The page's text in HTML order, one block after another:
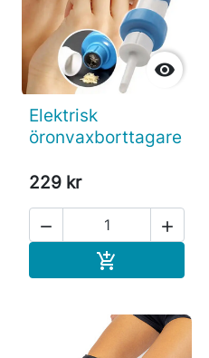

Elektrisk
öronvaxborttagare
229 kr
 
